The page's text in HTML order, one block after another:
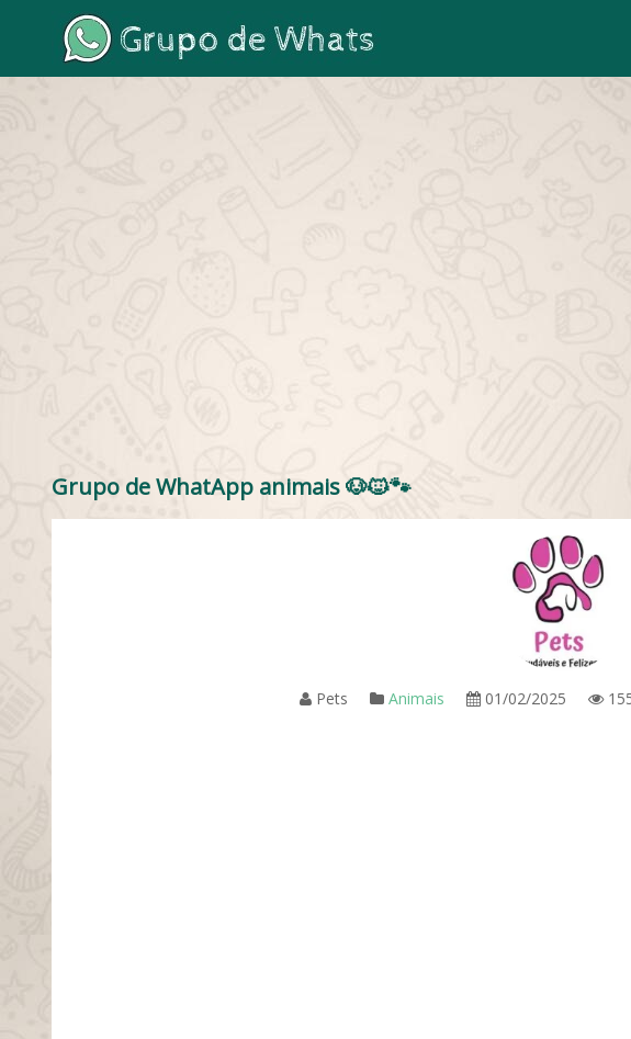
Grupo de WhatApp animais 🐶🐱🐾
Pets Animais 01/02/2025